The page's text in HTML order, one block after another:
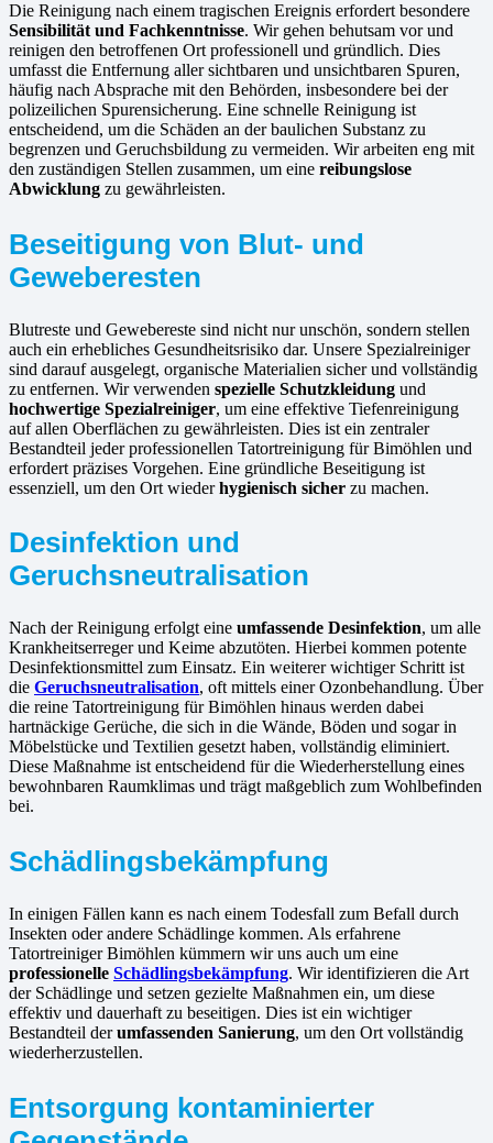
Die Reinigung nach einem tragischen Ereignis erfordert besondere
Sensibilität und Fachkenntnisse. Wir gehen behutsam vor und
reinigen den betroffenen Ort professionell und gründlich. Dies
umfasst die Entfernung aller sichtbaren und unsichtbaren Spuren,
häufig nach Absprache mit den Behörden, insbesondere bei der
polizeilichen Spurensicherung. Eine schnelle Reinigung ist
entscheidend, um die Schäden an der baulichen Substanz zu
begrenzen und Geruchsbildung zu vermeiden. Wir arbeiten eng mit
den zuständigen Stellen zusammen, um eine reibungslose
Abwicklung zu gewährleisten.
Beseitigung von Blut- und
Geweberesten
Blutreste und Gewebereste sind nicht nur unschön, sondern stellen
auch ein erhebliches Gesundheitsrisiko dar. Unsere Spezialreiniger
sind darauf ausgelegt, organische Materialien sicher und vollständig
zu entfernen. Wir verwenden spezielle Schutzkleidung und
hochwertige Spezialreiniger, um eine effektive Tiefenreinigung
auf allen Oberflächen zu gewährleisten. Dies ist ein zentraler
Bestandteil jeder professionellen Tatortreinigung für Bimöhlen und
erfordert präzises Vorgehen. Eine gründliche Beseitigung ist
essenziell, um den Ort wiederhygienisch sicher zu machen.
Desinfektion und
Geruchsneutralisation
Nach der Reinigung erfolgt eine umfassende Desinfektion, um alle
Krankheitserreger und Keime abzutöten. Hierbei kommen potente
Desinfektionsmittel zum Einsatz. Ein weiterer wichtiger Schritt ist
die Geruchsneutralisation, oft mittels einer Ozonbehandlung. Über
die reine Tatortreinigung für Bimöhlen hinaus werden dabei
hartnäckige Gerüche, die sich in die Wände, Böden und sogar in
Möbelstücke und Textilien gesetzt haben, vollständig eliminiert.
Diese Maßnahme ist entscheidend für die Wiederherstellung eines
bewohnbaren Raumklimas und trägt maßgeblich zum Wohlbefinden
bei.
Schädlingsbekämpfung
In einigen Fällen kann es nach einem Todesfall zum Befall durch
Insekten oder andere Schädlinge kommen. Als erfahrene
Tatortreiniger Bimöhlen kümmern wir uns auch um eine
professionelle Schädlingsbekämpfung. Wir identifizieren die Art
der Schädlinge und setzen gezielte Maßnahmen ein, um diese
effektiv und dauerhaft zu beseitigen. Dies ist ein wichtiger
Bestandteil derumfassenden Sanierung, um den Ort vollständig
wiederherzustellen.
Entsorgung kontaminierter